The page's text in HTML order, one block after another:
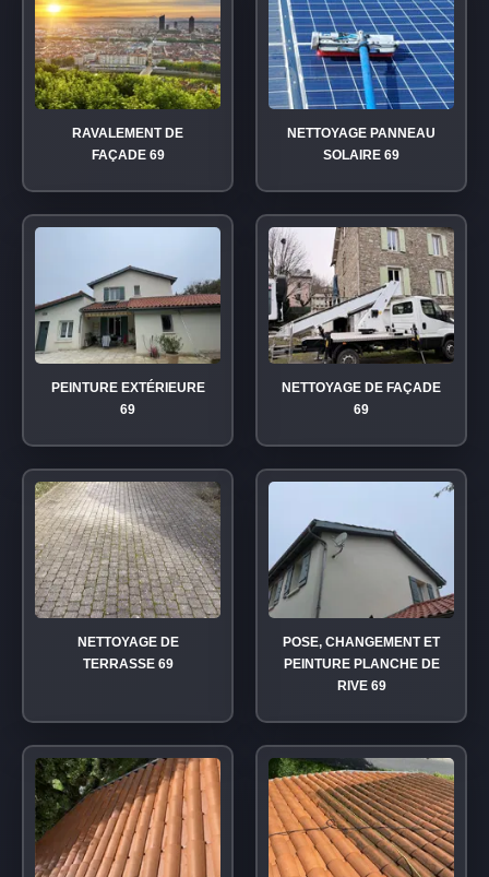
RAVALEMENT DE
FAÇADE 69
NETTOYAGE PANNEAU
SOLAIRE 69
PEINTURE EXTÉRIEURE
69
NETTOYAGE DE FAÇADE
69
NETTOYAGE DE
TERRASSE 69
POSE, CHANGEMENT ET
PEINTURE PLANCHE DE
RIVE 69